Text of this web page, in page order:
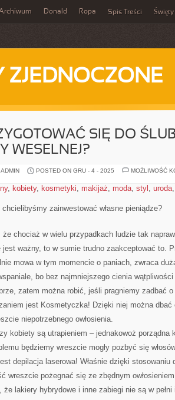
Donald Ropa Spis Treści Święty
ZJEDNOCZONE
SIĘ DO
WESELNEJ?
POSTED ON GRU - 4 - 2025
MOŻLIWOŚĆ
, kobiety, kosmetyki, makijaż, moda, styl , uroda
zainwestować własne pieniądze?
chociaż w wielu przypadkach ludzie tak
jest ważny, to w sumie trudno zaakceptować to.
mowa w tym momencie o paniach, zwraca
bo bez najmniejszego cienia
zatem można robić, jeśli pragniemy zadbać o
jest Kosmetyczka! Dzięki niej można
niepotrzebnego owłosienia.
kobiety są utrapieniem – jednakowoż
będziemy wreszcie mogły pozbyć się
depilacja laserowa! Właśnie dzięki stosowaniu
wreszcie pożegnać się ze zbędnym
że lakiery hybrydowe i inne zabiegi nie są w